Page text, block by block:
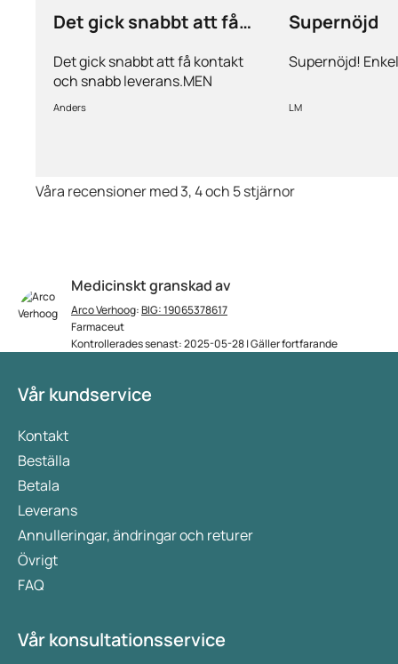
Medicinskt granskad av
Arco Verhoog:BIG: 19065378617
Farmaceut
Kontrollerades senast: 2025-05-28 | Gäller fortfarande
Det gick snabbt att få
Det gick snabbt att få kontakt
och snabb leverans.MEN
priserna är alldeles för höga på
Anders
Supernöjd
Supernöjd!
LM
Våra recensioner med 3, 4 och 5 stjärnor
Vår kundservice
Kontakt
Beställa
Betala
Leverans
Annulleringar, ändringar och returer
Övrigt
FAQ
Vår konsultationsservice